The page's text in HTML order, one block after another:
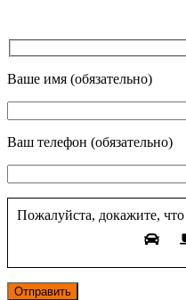
Ваше имя (обязательно)
Ваш телефон (обязательно)
Пожалуйста, докажите,